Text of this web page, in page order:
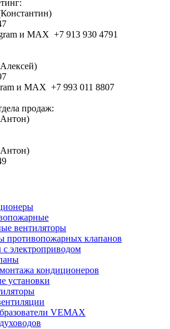
и МАХ +7 913 930 4791
и МАХ +7 993 011 8807
продаж:
вентиляторы
противопожарных клапанов
электроприводом
кондиционеров
установки
VEMAX